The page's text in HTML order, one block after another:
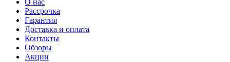
О нас
Рассрочка
Гарантия
Доставка и оплата
Контакты
Обзоры
Акции